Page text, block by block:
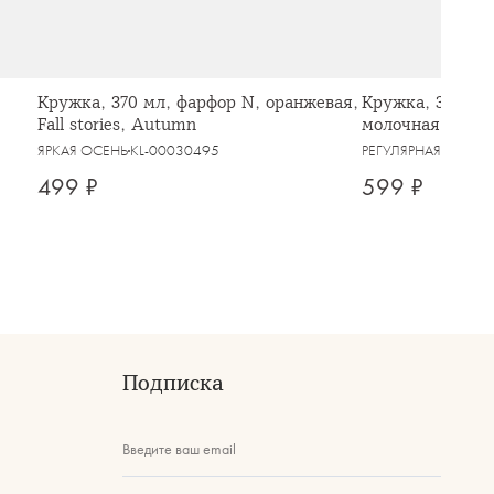
Кружка, 370 мл, фарфор N, оранжевая,
Fall stories, Autumn
ЯРКАЯ ОСЕНЬKL-00030495
499 ₽
Кружка, 350
молочная, в
РЕГУЛЯРНАЯ
599 ₽
Подписка
Введите ваш email